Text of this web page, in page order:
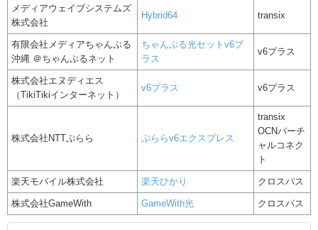
メディアウェイブシステムズ
株式会社
Hybrid64 transix
有限会社メディアちゃんぷる
沖縄 ＠ちゃんぷるネット
ちゃんぷる光セットv6プ
ラス
v6プラス
株式会社エヌディエス
（TikiTikiインターネット）
v6プラス v6プラス
株式会社NTTぷらら ぷららv6エクスプレス
transix
OCNバーチ
ャルコネク
ト
楽天モバイル株式会社 楽天ひかり クロスパス
株式会社GameWith GameWith光 クロスパス